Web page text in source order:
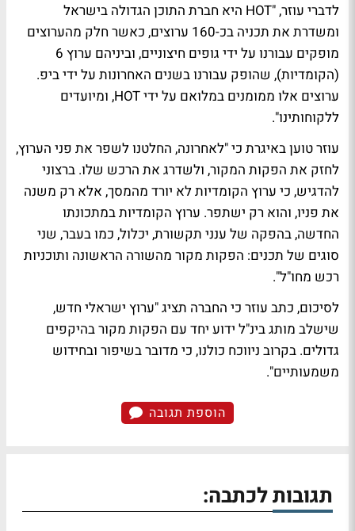
לדברי עוזר, "HOT היא חברת התוכן הגדולה בישראל
ומשדרת את תכניה בכ-160 ערוצים, כאשר חלק מהערוצים
מופקים עבורנו על ידי גופים חיצוניים, וביניהם ערוץ 6
(הקומדיות), שהופק עבורנו בשנים האחרונות על ידי ביפ.
ערוצים אלו ממומנים במלואם על ידי HOT, ומיועדים
ללקוחותינו".
עוזר טוען באיגרת כי "לאחרונה, החלטנו לשפר את פני הערוץ,
לחזק את הפקות המקור, ולשדרג את הרכש שלו. ברצוני
להדגיש, כי ערוץ הקומדיות לא יורד מהמסך, אלא רק משנה
את פניו, והוא רק ישתפר. ‫ערוץ הקומדיות במתכונתו
החדשה, בהפקה של ענני תקשורת, יכלול, כמו בעבר, שני
סוגים של תכנים:‫ הפקות מקור מהשורה הראשונה ותוכניות
רכש מחו"ל".
לסיכום, כתב עוזר כי החברה תציג "ערוץ ישראלי חדש,
שישלב מותג בינ"ל ידוע יחד עם הפקות מקור בהיקפים
גדולים. בקרוב ניווכח כולנו, כי מדובר בשיפור ובחידוש
משמעותיים".
הוספת תגובה
תגובות לכתבה: